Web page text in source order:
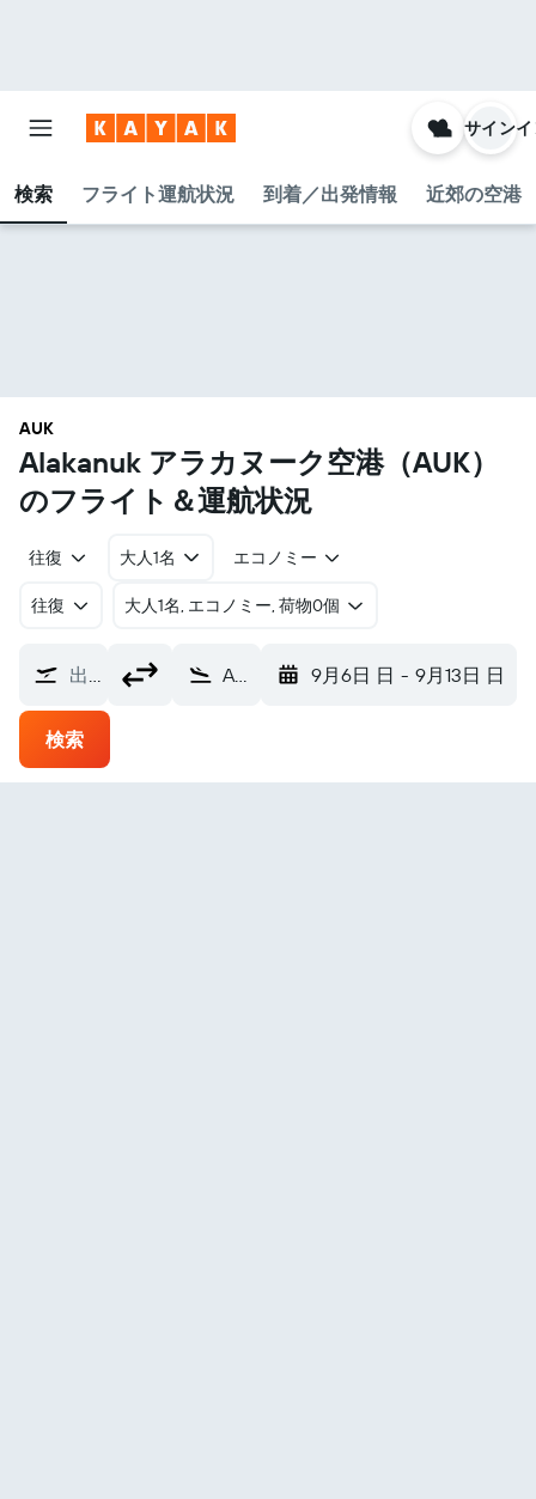
検索 フライト運航状況 到着／出発情報 近郊の空港
サイン
AUK
Alakanuk アラカヌーク空港​（AUK​）
のフライト＆運航状況
往復 大人1名 エコノミー
往復 ​大人1名, エコノミー, 荷物0個
出発地 Alakanuk アラカヌーク空港 (AUK) 9月6日 日 - 9月13日 日
検索